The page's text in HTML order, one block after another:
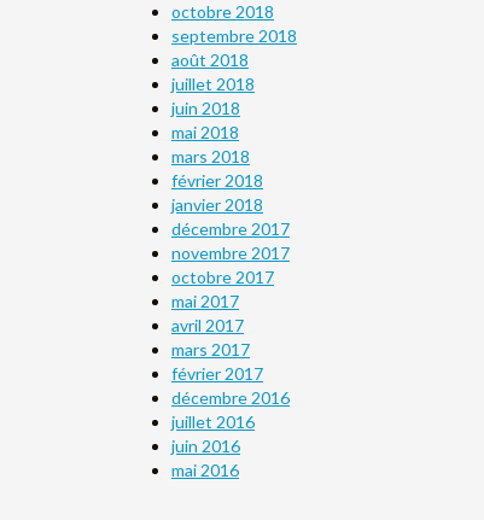
octobre 2018
septembre 2018
août 2018
juillet 2018
juin 2018
mai 2018
mars 2018
février 2018
janvier 2018
décembre 2017
novembre 2017
octobre 2017
mai 2017
avril 2017
mars 2017
février 2017
décembre 2016
juillet 2016
juin 2016
mai 2016